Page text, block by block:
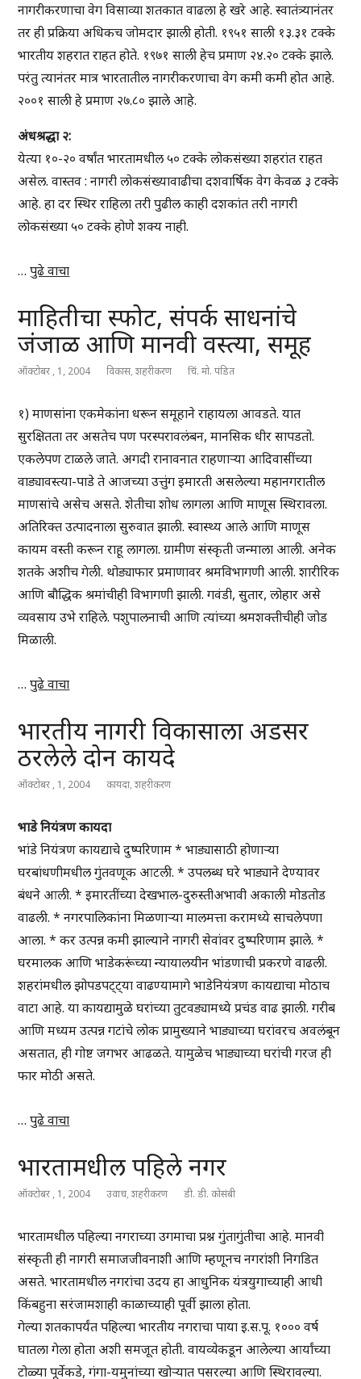
नागरीकरणाचा वेग विसाव्या शतकात वाढला हे खरे आहे. स्वातंत्र्यानंतर
तर ही प्रक्रिया अधिकच जोमदार झाली होती. १९५१ साली १३.३१ टक्के
भारतीय शहरात राहत होते. १९७१ साली हेच प्रमाण २४.२० टक्के झाले.
परंतु त्यानंतर मात्र भारतातील नागरीकरणाचा वेग कमी कमी होत आहे.
२००१ साली हे प्रमाण २७.८० झाले आहे.
अंधश्रद्धा २:
येत्या १०-२० वर्षांत भारतामधील ५० टक्के लोकसंख्या शहरांत राहत
असेल. वास्तव : नागरी लोकसंख्यावाढीचा दशवार्षिक वेग केवळ ३ टक्के
आहे. हा दर स्थिर राहिला तरी पुढील काही दशकांत तरी नागरी
लोकसंख्या ५० टक्के होणे शक्य नाही.
…पुढे वाचा
माहितीचा स्फोट, संपर्क साधनांचे
जंजाळ आणि मानवी वस्त्या, समूह
ऑक्टोबर , 1, 2004 विकास,शहरीकरण चिं. मो. पंडित
१) माणसांना एकमेकांना धरून समूहाने राहायला आवडते. यात
सुरक्षितता तर असतेच पण परस्परावलंबन, मानसिक धीर सापडतो.
एकलेपण टाळले जाते. अगदी रानावनात राहणाऱ्या आदिवासींच्या
वाड्यावस्त्या-पाडे ते आजच्या उत्तुंग इमारती असलेल्या महानगरातील
माणसांचे असेच असते. शेतीचा शोध लागला आणि माणूस स्थिरावला.
अतिरिक्त उत्पादनाला सुरुवात झाली. स्वास्थ्य आले आणि माणूस
कायम वस्ती करून राहू लागला. ग्रामीण संस्कृती जन्माला आली. अनेक
शतके अशीच गेली. थोड्याफार प्रमाणावर श्रमविभागणी आली. शारीरिक
आणि बौद्धिक श्रमांचीही विभागणी झाली. गवंडी, सुतार, लोहार असे
व्यवसाय उभे राहिले. पशुपालनाची आणि त्यांच्या श्रमशक्तीचीही जोड
मिळाली.
…पुढे वाचा
भारतीय नागरी विकासाला अडसर
ठरलेले दोन कायदे
ऑक्टोबर , 1, 2004 कायदा,शहरीकरण
भाडे नियंत्रण कायदा
भांडे नियंत्रण कायद्याचे दुष्परिणाम * भाड्यासाठी होणाऱ्या
घरबांधणीमधील गुंतवणूक आटली. * उपलब्ध घरे भाड्याने देण्यावर
बंधने आली. * इमारतींच्या देखभाल-दुरुस्तीअभावी अकाली मोडतोड
वाढली. * नगरपालिकांना मिळणाऱ्या मालमत्ता करामध्ये साचलेपणा
आला. * कर उत्पन्न कमी झाल्याने नागरी सेवांवर दुष्परिणाम झाले. *
घरमालक आणि भाडेकरूंच्या न्यायालयीन भांडणाची प्रकरणे वाढली.
शहरांमधील झोपडपट्ट्या वाढण्यामागे भाडेनियंत्रण कायद्याचा मोठाच
वाटा आहे. या कायद्यामुळे घरांच्या तुटवड्यामध्ये प्रचंड वाढ झाली. गरीब
आणि मध्यम उत्पन्न गटांचे लोक प्रामुख्याने भाड्याच्या घरांवरच अवलंबून
असतात, ही गोष्ट जगभर आढळते. यामुळेच भाड्याच्या घरांची गरज ही
फार मोठी असते.
…पुढे वाचा
भारतामधील पहिले नगर
ऑक्टोबर , 1, 2004 उवाच,शहरीकरण डी. डी. कोसंबी
भारतामधील पहिल्या नगराच्या उगमाचा प्रश्न गुंतागुंतीचा आहे. मानवी
संस्कृती ही नागरी समाजजीवनाशी आणि म्हणूनच नगरांशी निगडित
असते. भारतामधील नगरांचा उदय हा आधुनिक यंत्रयुगाच्याही आधी
किंबहुना सरंजामशाही काळाच्याही पूर्वी झाला होता.
गेल्या शतकापर्यंत पहिल्या भारतीय नगराचा पाया इ.स.पू. १००० वर्ष
घातला गेला होता अशी समजूत होती. वायव्येकडून आलेल्या आर्यांच्या
टोळ्या पूर्वेकडे, गंगा-यमुनांच्या खोऱ्यात पसरल्या आणि स्थिरावल्या.